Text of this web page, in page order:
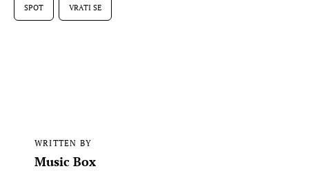
SPOT VRATI SE
WRITTEN BY
Music Box